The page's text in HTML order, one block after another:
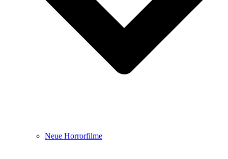
Neue Horrorfilme